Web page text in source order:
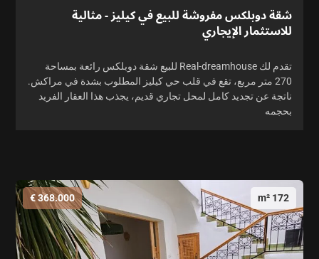
شقة دوبلكس مفروشة للبيع في كيليز - مثالية
للاستثمار الإيجاري
تقدم لك Real-dreamhouse للبيع شقة دوبلكس رائعة بمساحة
270 متر مربع، تقع في قلب حي كيليز المطلوب بشدة في مراكش.
ناتجة عن تجديد كامل لمحل تجاري قديم، يجذب هذا العقار الفريد
بحجمه
172 m²
368.000 €